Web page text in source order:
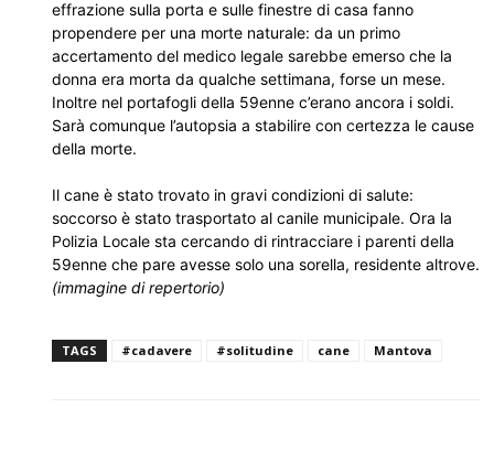
effrazione sulla porta e sulle finestre di casa fanno
propendere per una morte naturale: da un primo
accertamento del medico legale sarebbe emerso che la
donna era morta da qualche settimana, forse un mese.
Inoltre nel portafogli della 59enne c’erano ancora i soldi.
Sarà comunque l’autopsia a stabilire con certezza le cause
della morte.
Il cane è stato trovato in gravi condizioni di salute:
soccorso è stato trasportato al canile municipale. Ora la
Polizia Locale sta cercando di rintracciare i parenti della
59enne che pare avesse solo una sorella, residente altrove.
(immagine di repertorio)
TAGS #cadavere #solitudine cane Mantova